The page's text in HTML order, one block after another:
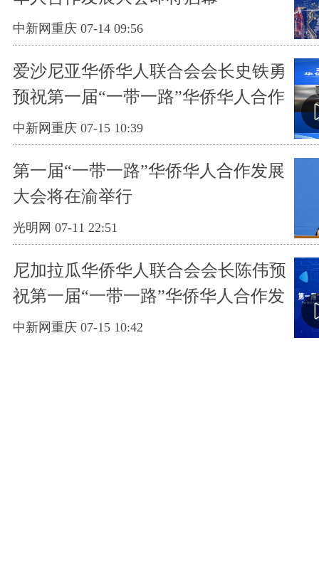
中新网重庆 07-14 09:56
爱沙尼亚华侨华人联合会会长史铁勇
预祝第一届“一带一路”华侨华人合作
发展大会取得圆满成功
中新网重庆 07-15 10:39
第一届“一带一路”华侨华人合作发展
大会将在渝举行
光明网 07-11 22:51
尼加拉瓜华侨华人联合会会长陈伟预
祝第一届“一带一路”华侨华人合作发
展大会取得圆满成功
中新网重庆 07-15 10:42